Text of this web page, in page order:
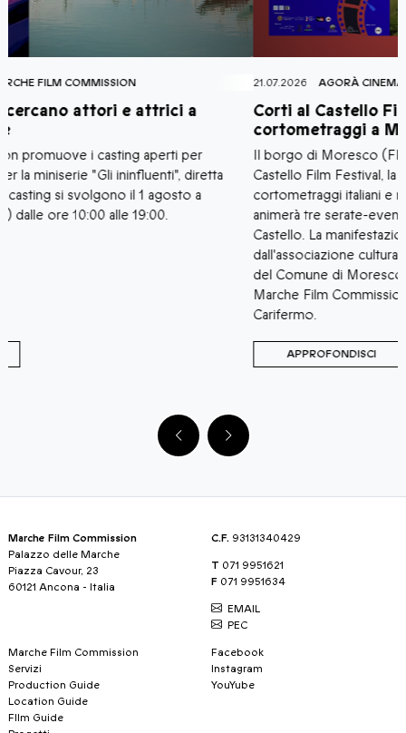
21.07.2026 AGORÀ CINEMA LA FONDAZIONE-MARCHE FILM
Corti al Castello Film Festival: tre serate di
cortometraggi a Moresco
Il borgo di Moresco (FM) accoglie la nuova edizione di Corti al
Castello Film Festival, la rassegna dedicata alla visione di
cortometraggi italiani e marchigiani che dal 24 al 26 luglio 2026
animerà tre serate-evento nella splendida cornice di Piazza
Castello. La manifestazione è organizzata e promossa
dall'associazione culturale Château De Lumière con il patrocinio
del Comune di Moresco, di Fondazione Marche Cultura e
Marche Film Commission, e con il contributo della Fondazione
Marche Film Commission
Palazzo delle Marche
Piazza Cavour, 23
60121 Ancona - Italia
C.F. 93131340429
T 071 9951621
F 071 9951634
EMAIL
PEC
Marche Film Commission
Servizi
Production Guide
Location Guide
FIlm Guide
Facebook
Instagram
YouYube